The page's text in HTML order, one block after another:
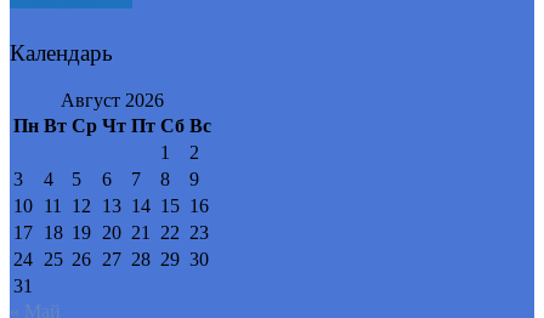
Календарь
Август 2026
Пн Вт Ср Чт Пт Сб Вс
1
2
3
4 5 6 7 8
9
10 11 12 13 14 15 16
17 18 19 20 21 22 23
24 25 26 27 28 29 30
31
« Май